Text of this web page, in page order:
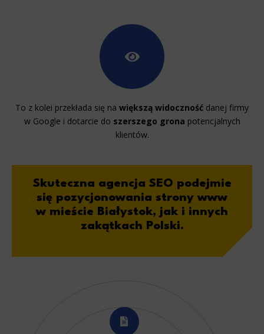
To z kolei przekłada się na większą widoczność danej firmy
w Google i dotarcie do szerszego grona potencjalnych
klientów.
Skuteczna agencja SEO podejmie
się pozycjonowania strony www
w mieście Białystok, jak i innych
zakątkach Polski.